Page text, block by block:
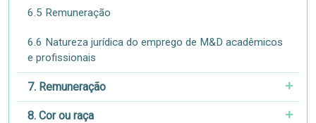
6.5 Remuneração
6.6 Natureza jurídica do emprego de M&D acadêmicos
e profissionais
7. Remuneração
8. Cor ou raça